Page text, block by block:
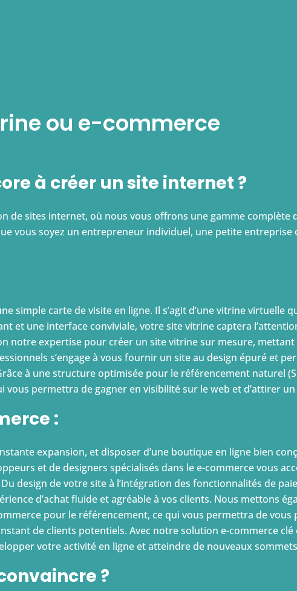
ou e-commerce
à créer un site internet ?
de sites internet, où nous vous offrons une gamme complète
vous soyez un entrepreneur individuel, une petite
simple carte de visite en ligne. Il s’agit d’une vitrine virtuelle
et une interface conviviale, votre site vitrine captera
notre expertise pour créer un site vitrine sur mesure,
s’engage à vous fournir un site au design épuré et
à une structure optimisée pour le référencement naturel
vous permettra de gagner en visibilité sur le web et d’attirer
:
expansion, et disposer d’une boutique en ligne bien
et de designers spécialisés dans le e-commerce vous
design de votre site à l’intégration des fonctionnalités de
d’achat fluide et agréable à vos clients. Nous mettons
pour le référencement, ce qui vous permettra de
de clients potentiels. Avec notre solution e-commerce
votre activité en ligne et atteindre de nouveaux
?